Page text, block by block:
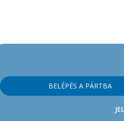
BELÉPÉS A PÁRTBA